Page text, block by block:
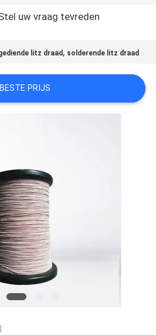
uw vraag tevreden
litz draad , solderende litz draad
BESTE PRIJS